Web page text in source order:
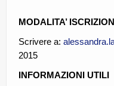
MODALITA’
Scrivere a:
2015
INFORMAZIONI UTILI